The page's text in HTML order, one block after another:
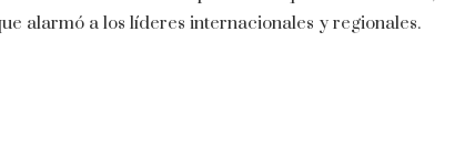
alarmó a los líderes internacionales y regionales.